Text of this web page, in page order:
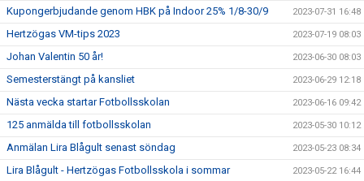
Kupongerbjudande genom HBK på Indoor 25% 1/8-30/9 2023-07-31 16:48
Hertzögas VM-tips 2023 2023-07-19 08:03
Johan Valentin 50 år! 2023-06-30 08:03
Semesterstängt på kansliet 2023-06-29 12:18
Nästa vecka startar Fotbollsskolan 2023-06-16 09:42
125 anmälda till fotbollsskolan 2023-05-30 10:12
Anmälan Lira Blågult senast söndag 2023-05-23 08:34
Lira Blågult - Hertzögas Fotbollsskola i sommar 2023-05-22 16:44